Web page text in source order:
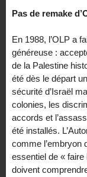
Pas de remake
En 1988, l’OLP a
généreuse :
de la Palestine
été dès le départ
sécurité d’Israël
colonies, les
accords et
été installés.
comme l’embryon
essentiel de « faire
doivent